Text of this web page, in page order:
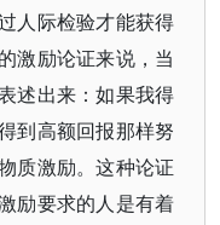
人际检验才能获得
激励论证来说，当
述出来：如果我得
到高额回报那样努
质激励。这种论证
励要求的人是有着